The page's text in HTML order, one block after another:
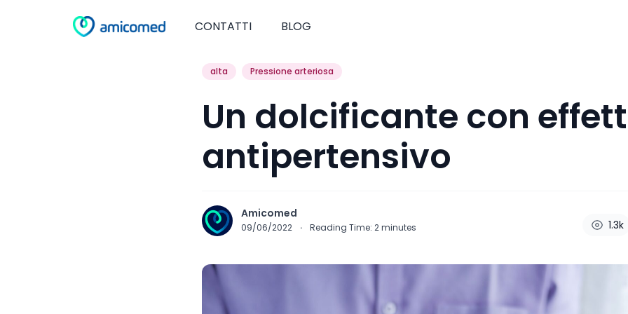
CONTATTI BLOG
alta Pressione arteriosa
Un dolcificante con
antipertensivo
Amicomed
09/06/2022 · Reading Time: 2minutes 1.3k